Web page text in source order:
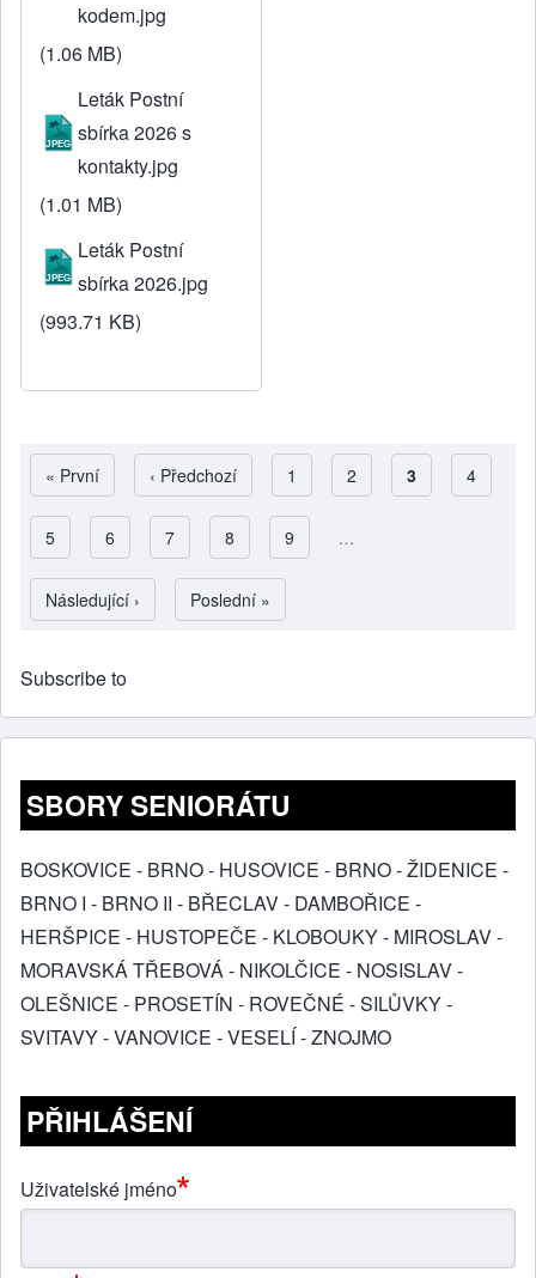
kodem.jpg
(1.06 MB)
Leták Postní
sbírka 2026 s
kontakty.jpg
(1.01 MB)
Leták Postní
sbírka 2026.jpg
(993.71 KB)
Pagination
First page
« První Předchozí stránka
‹ Předchozí Strana
1 Strana
2 Aktuální
3 Strana
4
Strana
5 Strana
6 Strana
7 Strana
8 Strana
9 …
Následující stránka
Následující › Poslední stránka
Poslední »
Subscribe to
SBORY SENIORÁTU
BOSKOVICE - BRNO - HUSOVICE - BRNO - ŽIDENICE -
BRNO I - BRNO II - BŘECLAV- DAMBOŘICE -
HERŠPICE - HUSTOPEČE - KLOBOUKY- MIROSLAV-
MORAVSKÁ TŘEBOVÁ- NIKOLČICE - NOSISLAV-
OLEŠNICE - PROSETÍN - ROVEČNÉ -SILŮVKY-
SVITAVY-VANOVICE -VESELÍ-ZNOJMO
PŘIHLÁŠENÍ
Uživatelské jméno